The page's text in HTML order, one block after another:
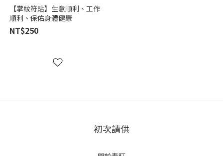
【掌紋符貼】生意順利、工作
順利、保佑身體健康
NT$250
初次請供